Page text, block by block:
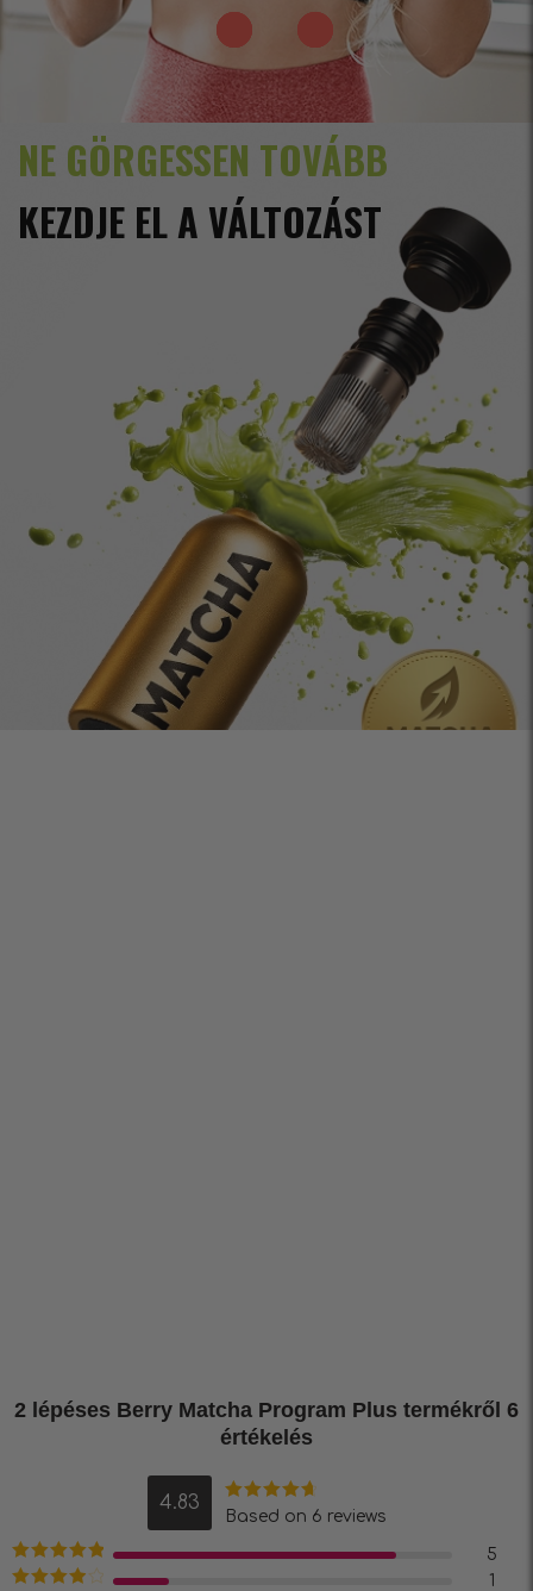
NE GÖRGESSEN TOVÁBB
KEZDJE EL A VÁLTOZÁST
2 lépéses Berry Matcha Program Plus termékről 6
értékelés
4.83
Értékelés:
Based on 6 reviews
Értékelés:5
5
1